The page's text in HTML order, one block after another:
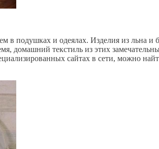
в подушках и одеялах. Изделия из льна и
домашний текстиль из этих
сайтах в сети, можно